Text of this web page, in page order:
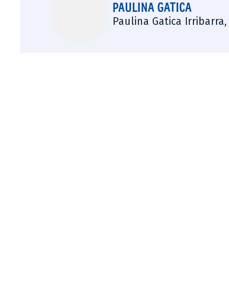
PAULINA GATICA
Paulina Gatica